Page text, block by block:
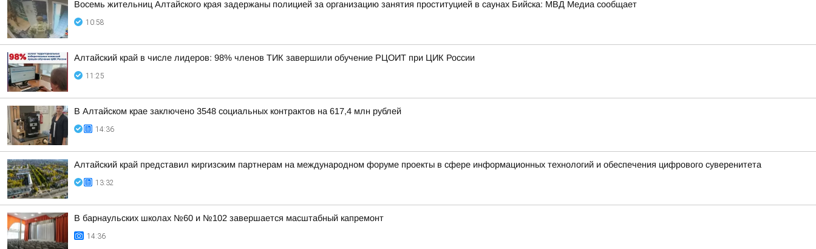
Восемь жительниц Алтайского края задержаны полицией за организацию занятия проституцией в саунах Бийска: МВД Медиа сообщает
10:58
Алтайский край в числе лидеров: 98% членов ТИК завершили обучение РЦОИТ при ЦИК России
11:25
В Алтайском крае заключено 3548 социальных контрактов на 617,4 млн рублей
14:36
Алтайский край представил киргизским партнерам на международном форуме проекты в сфере информационных технологий и обеспечения цифрового суверенитета
13:32
В барнаульских школах №60 и №102 завершается масштабный капремонт
14:36